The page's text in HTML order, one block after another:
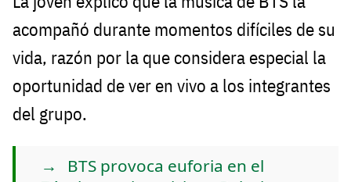
acompañó durante momentos difíciles de su
vida, razón por la que considera especial la
oportunidad de ver en vivo a los integrantes
del grupo.
BTS provoca euforia en el